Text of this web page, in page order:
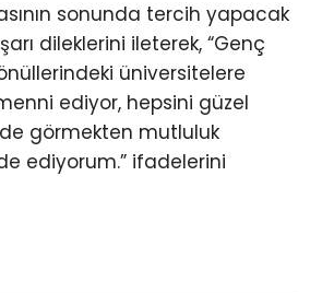
sonunda tercih yapacak
dileklerini ileterek, “Genç
üniversitelere
ediyor, hepsini güzel
görmekten mutluluk
ediyorum.” ifadelerini